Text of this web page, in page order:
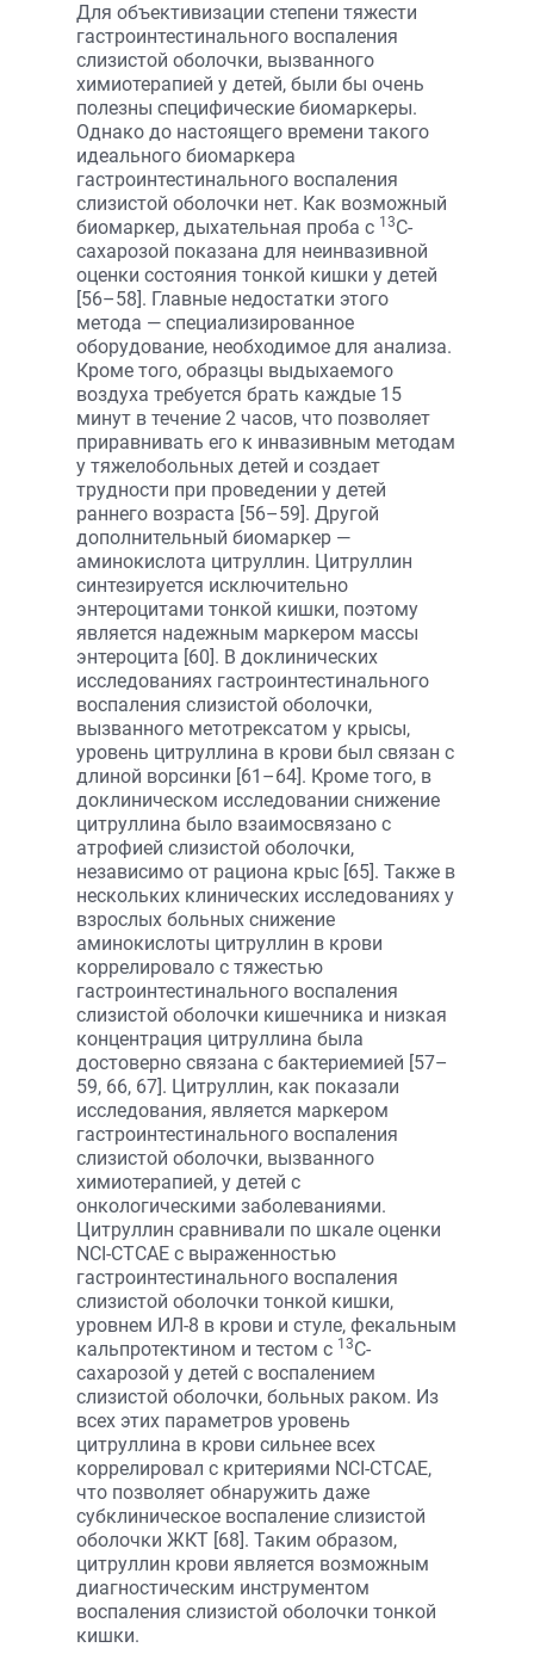
Для объективизации степени тяжести
гастроинтестинального воспаления
слизистой оболочки, вызванного
химиотерапией у детей, были бы очень
полезны специфические биомаркеры.
Однако до настоящего времени такого
идеального биомаркера
гастроинтестинального воспаления
слизистой оболочки нет. Как возможный
биомаркер, дыхательная проба c 13C-
сахарозой показана для неинвазивной
оценки состояния тонкой кишки у детей
[56–58]. Главные недостатки этого
метода — специализированное
оборудование, необходимое для анализа.
Кроме того, образцы выдыхаемого
воздуха требуется брать каждые 15
минут в течение 2 часов, что позволяет
приравнивать его к инвазивным методам
у тяжелобольных детей и создает
трудности при проведении у детей
раннего возраста [56–59]. Другой
дополнительный биомаркер —
аминокислота цитруллин. Цитруллин
синтезируется исключительно
энтероцитами тонкой кишки, поэтому
является надежным маркером массы
энтероцита [60]. В доклинических
исследованиях гастроинтестинального
воспаления слизистой оболочки,
вызванного метотрексатом у крысы,
уровень цитруллина в крови был связан с
длиной ворсинки [61–64]. Кроме того, в
доклиническом исследовании снижение
цитруллина было взаимосвязано с
атрофией слизистой оболочки,
независимо от рациона крыс [65]. Также в
нескольких клинических исследованиях у
взрослых больных снижение
аминокислоты цитруллин в крови
коррелировало с тяжестью
гастроинтестинального воспаления
слизистой оболочки кишечника и низкая
концентрация цитруллина была
достоверно связана с бактериемией [57–
59, 66, 67]. Цитруллин, как показали
исследования, является маркером
гастроинтестинального воспаления
слизистой оболочки, вызванного
химиотерапией, у детей с
онкологическими заболеваниями.
Цитруллин сравнивали по шкале оценки
NCI-CTCAE с выраженностью
гастроинтестинального воспаления
слизистой оболочки тонкой кишки,
уровнем ИЛ-8 в крови и стуле, фекальным
кальпротектином и тестом c 13C-
сахарозой у детей с воспалением
слизистой оболочки, больных раком. Из
всех этих параметров уровень
цитруллина в крови сильнее всех
коррелировал с критериями NCI-CTCAE,
что позволяет обнаружить даже
субклиническое воспаление слизистой
оболочки ЖКТ [68]. Таким образом,
цитруллин крови является возможным
диагностическим инструментом
воспаления слизистой оболочки тонкой
кишки.